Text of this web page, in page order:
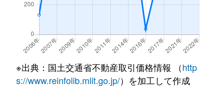
※出典：国土交通省不動産取引価格情報 （http
s://www.reinfolib.mlit.go.jp/）を加工して作成